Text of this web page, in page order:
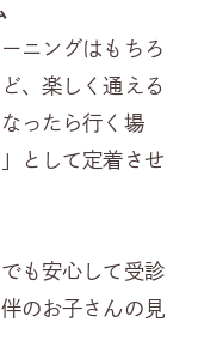
ニングはもちろ
、楽しく通える
ったら行く場
として定着させ
も安心して受診
のお子さんの見